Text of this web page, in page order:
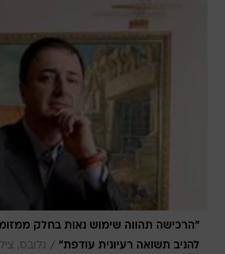
"הרכישה תהווה שימוש נאות בחלק
להניב תשואה רעיונית עודפת" / גלובס,